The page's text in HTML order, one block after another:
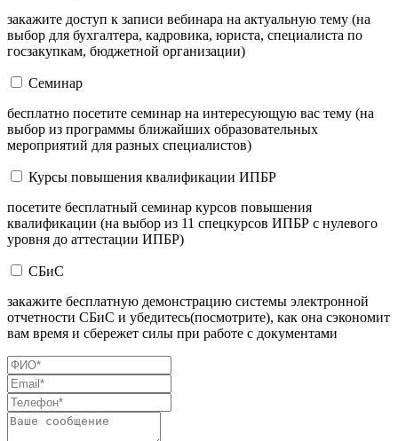
закажите доступ к записи вебинара на актуальную тему (на
выбор для бухгалтера, кадровика, юриста, специалиста по
госзакупкам, бюджетной организации)
Семинар
бесплатно посетите семинар на интересующую вас тему (на
выбор из программы ближайших образовательных
мероприятий для разных специалистов)
Курсы повышения квалификации ИПБР
посетите бесплатный семинар курсов повышения
квалификации (на выбор из 11 спецкурсов ИПБР с нулевого
уровня до аттестации ИПБР)
СБиС
закажите бесплатную демонстрацию системы электронной
отчетности СБиС и убедитесь(посмотрите), как она сэкономит
вам время и сбережет силы при работе с документами